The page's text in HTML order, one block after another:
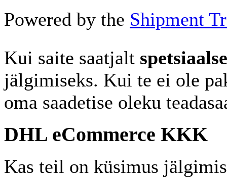
Powered by the Shipment
Kui saite saatjalt
jälgimiseks. Kui te ei ole
oma saadetise oleku
DHL eCommerce KKK
Kas teil on küsimus